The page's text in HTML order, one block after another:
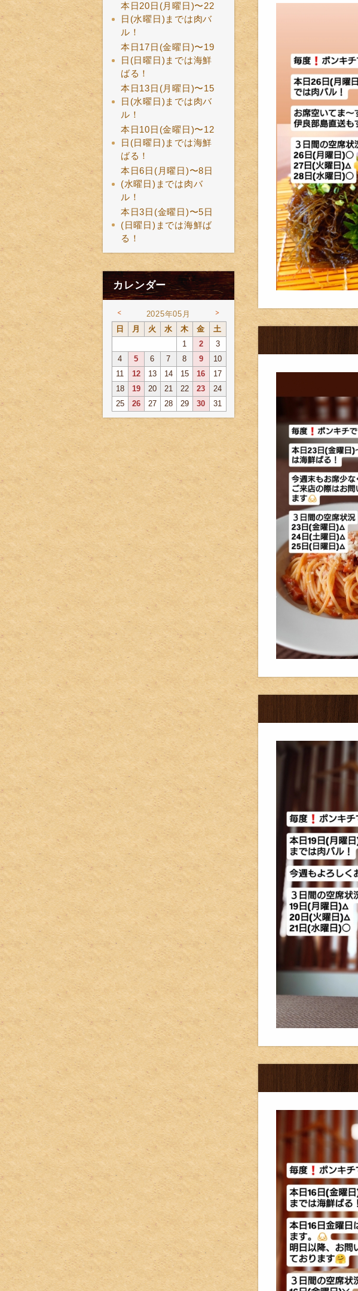
本日20日(月曜日)〜22
日(水曜日)までは肉バ
ル！
本日17日(金曜日)〜19
日(日曜日)までは海鮮
ばる！
本日13日(月曜日)〜15
日(水曜日)までは肉バ
ル！
本日10日(金曜日)〜12
日(日曜日)までは海鮮
ばる！
本日6日(月曜日)〜8日
(水曜日)までは肉バ
ル！
本日3日(金曜日)〜5日
(日曜日)までは海鮮ば
る！
カレンダー
< 2025年05月 >
日 月 火 水 木 金
土
1
2
3
4
5 6 7 8 9
10
11
12 13 14 15 16
17
18
19 20 21 22 23
24
25
26 27 28 29 30 31